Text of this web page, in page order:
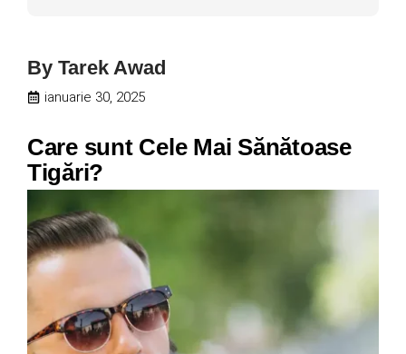
By Tarek Awad
ianuarie 30, 2025
Care sunt Cele Mai Sănătoase
Tigări?